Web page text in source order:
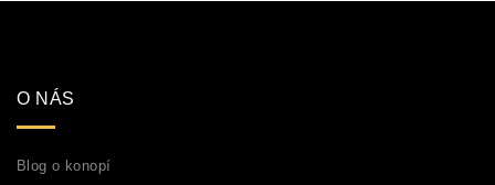
O NÁS
Blog o konopí